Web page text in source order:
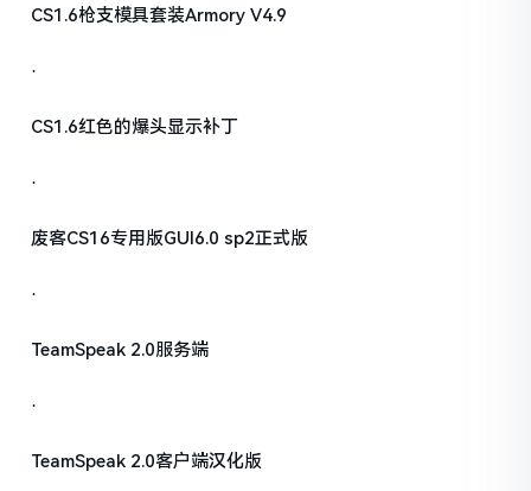
CS1.6枪支模具套装Armory V4.9
·
CS1.6红色的爆头显示补丁
·
废客CS16专用版GUI6.0 sp2正式版
·
TeamSpeak 2.0服务端
·
TeamSpeak 2.0客户端汉化版